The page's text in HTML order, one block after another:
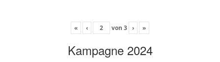
« ‹ von 3 › »
Kampagne 2024